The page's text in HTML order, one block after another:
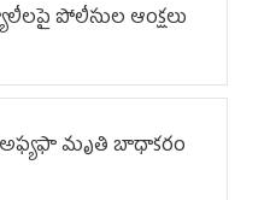
పోలీసుల ఆంక్షలు
మృతి బాధాకరం